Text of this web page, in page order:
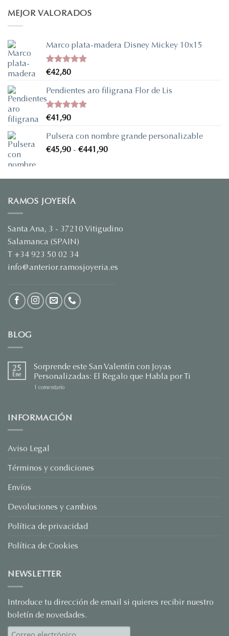
MEJOR VALORADOS
Marco plata-madera Disney Mickey 10x15
Valorado
con
de 5
€42,80
Pendientes aro filigrana Flor de Lis
Valorado
con
de 5
€41,90
Pulsera con nombre grande personalizable
€45,90 - €441,90Rango
desde
RAMOS JOYERÍA
Santa Ana, 3 - 37210 Vitigudino
Salamanca (SPAIN)
T +34 923 50 02 34
info@anterior.ramosjoyeria.es
BLOG
25
Ene
Sorprende este San Valentín con Joyas
Personalizadas: El Regalo que Habla por Ti
1 comentarioen
Valentín
con
por
INFORMACIÓN
Aviso Legal
Términos y condiciones
Envíos
Devoluciones y cambios
Política de privacidad
Política de Cookies
NEWSLETTER
Introduce tu dirección de email si quieres recibir nuestro
boletín de novedades.